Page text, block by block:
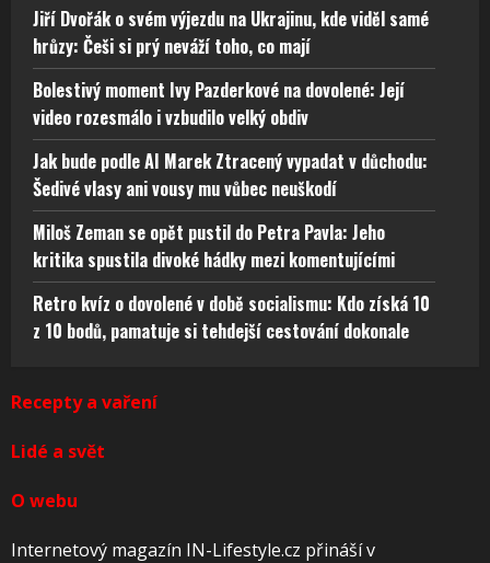
Jiří Dvořák o svém výjezdu na Ukrajinu, kde viděl samé
hrůzy: Češi si prý neváží toho, co mají
Bolestivý moment Ivy Pazderkové na dovolené: Její
video rozesmálo i vzbudilo velký obdiv
Jak bude podle AI Marek Ztracený vypadat v důchodu:
Šedivé vlasy ani vousy mu vůbec neuškodí
Miloš Zeman se opět pustil do Petra Pavla: Jeho
kritika spustila divoké hádky mezi komentujícími
Retro kvíz o dovolené v době socialismu: Kdo získá 10
z 10 bodů, pamatuje si tehdejší cestování dokonale
Recepty a vaření
Lidé a svět
O webu
Internetový magazín IN-Lifestyle.cz přináší v